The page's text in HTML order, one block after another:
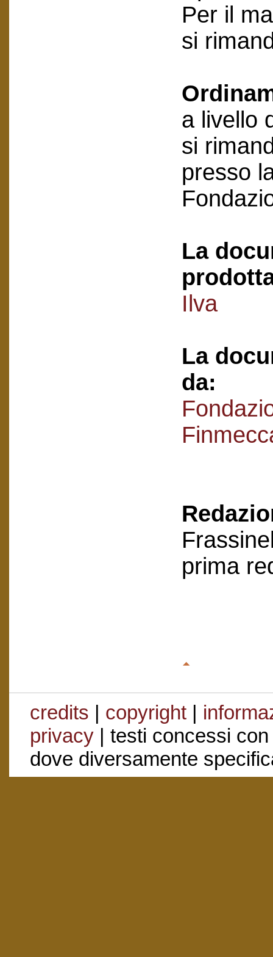
Per il
si
a livello
si
presso
La
Ilva
La
da:
prima
credits | copyright|
privacy| testi concessi
dove diversamente